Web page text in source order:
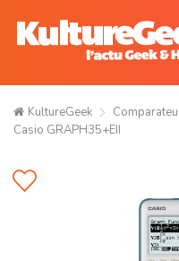
KultureGeek
Casio GRAPH35+EII